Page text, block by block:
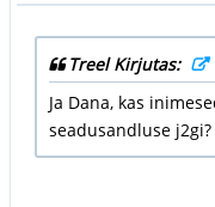
Treel Kirjutas:
Ja Dana, kas
seadusandluse